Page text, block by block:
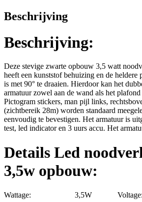
Beschrijving
Beschrijving:
Deze stevige zwarte opbouw 3,5 watt
heeft een kunststof behuizing en de heldere
is met 90° te draaien. Hierdoor kan het
armatuur zowel aan de wand als het
Pictogram stickers, man pijl links,
(zichtbereik 28m) worden standaard
eenvoudig te bevestigen. Het armatuur is
test, led indicator en 3 uurs accu. Het
Details Led
3,5w opbouw:
Wattage: 3,5W Voltage: